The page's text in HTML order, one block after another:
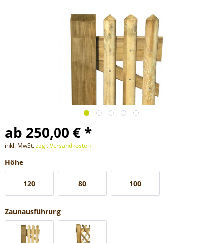
ab 250,00 € *
inkl. MwSt.zzgl. Versandkosten
Höhe
120 80 100
Zaunausführung